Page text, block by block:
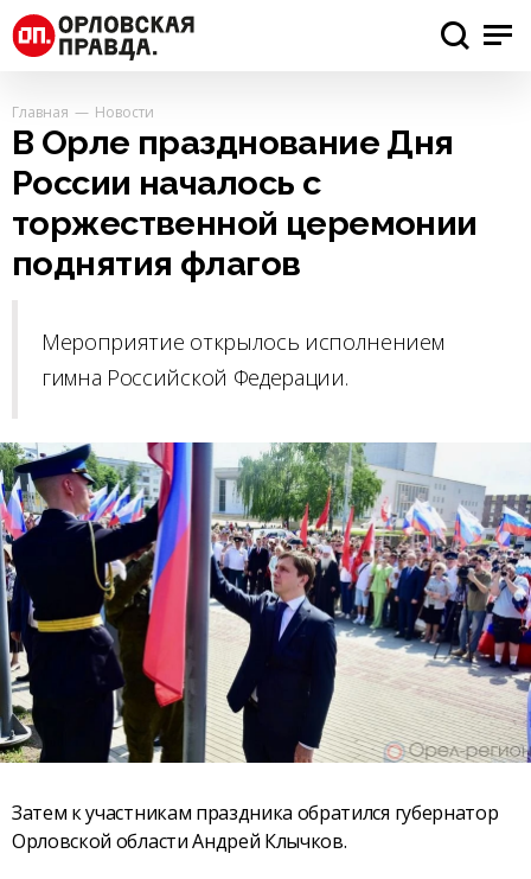
Главная Новости
В Орле празднование Дня
России началось с
торжественной церемонии
поднятия флагов
Мероприятие открылось исполнением
гимна Российской Федерации.
Затем к участникам праздника обратился губернатор
Орловской области Андрей Клычков.